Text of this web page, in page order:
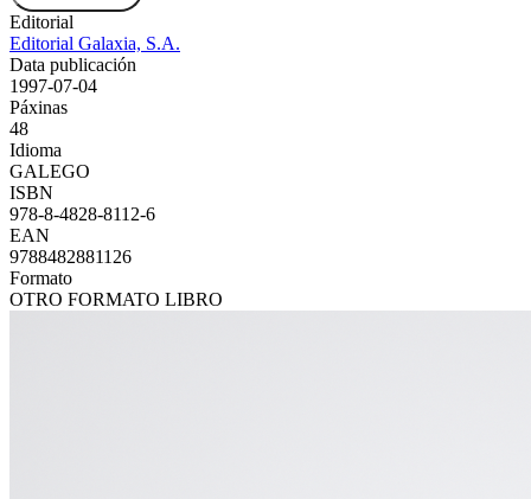
Editorial
Editorial Galaxia, S.A.
Data publicación
1997-07-04
Páxinas
48
Idioma
GALEGO
ISBN
978-8-4828-8112-6
EAN
9788482881126
Formato
OTRO FORMATO LIBRO